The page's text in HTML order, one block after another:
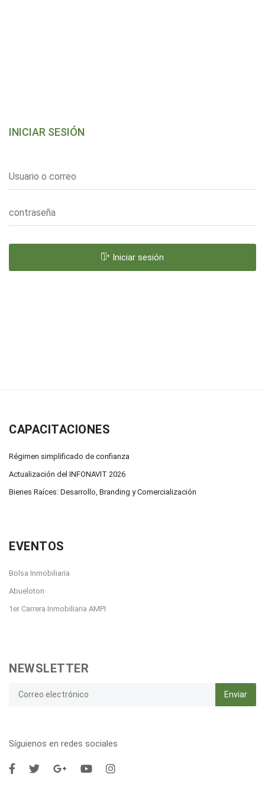
INICIAR SESIÓN
Iniciar sesión
CAPACITACIONES
Régimen simplificado de confianza
Actualización del INFONAVIT 2026
Bienes Raíces: Desarrollo, Branding y Comercialización
EVENTOS
Bolsa Inmobiliaria
Abueloton
1er Carrera Inmobiliaria AMPI
NEWSLETTER
Enviar
Síguienos en redes sociales